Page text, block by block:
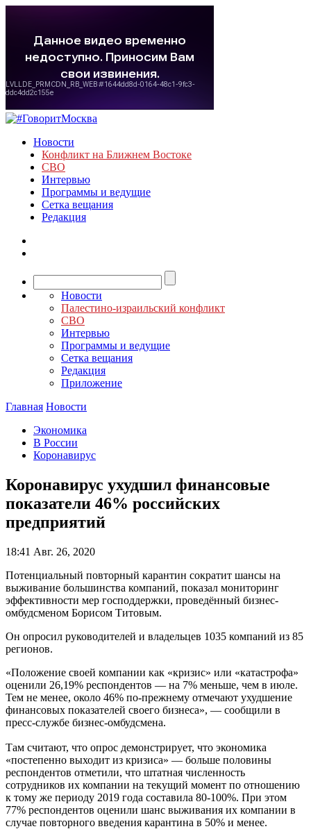
Новости
Конфликт на Ближнем Востоке
СВО
Интервью
Программы и ведущие
Сетка вещания
Редакция
Новости
Палестино-израильский конфликт
СВО
Интервью
Программы и ведущие
Сетка вещания
Редакция
Приложение
Главная Новости
Экономика
В России
Коронавирус
Коронавирус ухудшил финансовые
показатели 46% российских
предприятий
18:41 Авг. 26, 2020
Потенциальный повторный карантин сократит шансы на
выживание большинства компаний, показал мониторинг
эффективности мер господдержки, проведённый бизнес-
омбудсменом Борисом Титовым.
Он опросил руководителей и владельцев 1035 компаний из 85
регионов.
«Положение своей компании как «кризис» или «катастрофа»
оценили 26,19% респондентов — на 7% меньше, чем в июле.
Тем не менее, около 46% по-прежнему отмечают ухудшение
финансовых показателей своего бизнеса», — сообщили в
пресс-службе бизнес-омбудсмена.
Там считают, что опрос демонстрирует, что экономика
«постепенно выходит из кризиса» — больше половины
респондентов отметили, что штатная численность
сотрудников их компании на текущий момент по отношению
к тому же периоду 2019 года составила 80-100%. При этом
77% респондентов оценили шанс выживания их компании в
случае повторного введения карантина в 50% и менее.